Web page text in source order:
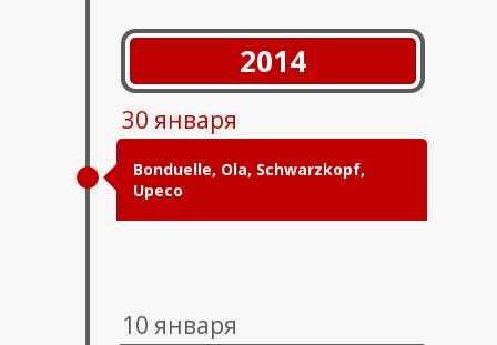
2014
30 января
Bonduelle, Ola, Schwarzkopf,
Upeco
10 января